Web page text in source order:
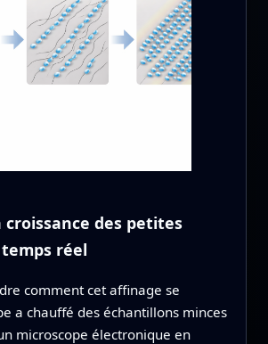
croissance des petites
réel
comment cet affinage se
a chauffé des échantillons minces
microscope électronique en